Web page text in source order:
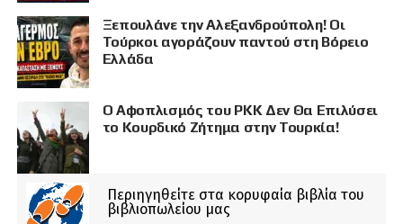
Ξεπουλάνε την Αλεξανδρούπολη! Οι
Τούρκοι αγοράζουν παντού στη Βόρειο
Ελλάδα
Ο Αφοπλισμός του PKK Δεν Θα Επιλύσει
το Κουρδικό Ζήτημα στην Τουρκία!
Περιηγηθείτε στα κορυφαία βιβλία του
βιβλιοπωλείου μας